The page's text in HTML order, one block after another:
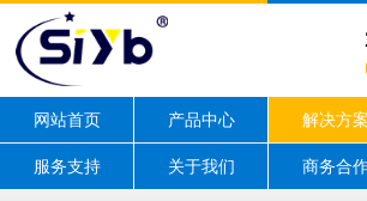
网站首页 产品中心 解决方案
服务支持 关于我们 商务合